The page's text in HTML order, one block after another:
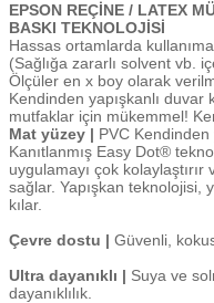
EPSON REÇİNE / LATEX
BASKI TEKNOLOJİSİ
Hassas ortamlarda
(Sağlığa zararlı solvent vb.
Ölçüler en x boy olarak
Kendinden yapışkanlı duvar
mutfaklar için mükemmel!
Mat yüzey | PVC Kendinden
Kanıtlanmış Easy Dot®
uygulamayı çok
sağlar. Yapışkan teknolojisi,
kılar.
Çevre dostu | Güvenli,
Ultra dayanıklı | Suya ve
dayanıklılık.